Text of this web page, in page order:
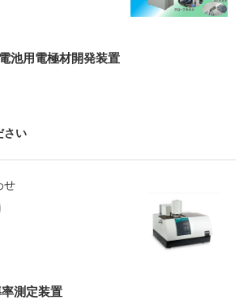
池用電極材開発装置
さい
せ
測定装置